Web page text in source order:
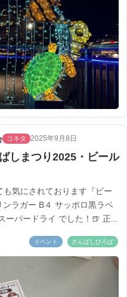
コネタ 2025年9月8日
しまつり2025・ビール
気にされております『ビー
ラガー B４ サッポロ黒ラベ
パードライ でした！🍺 正...
イベント さんばしひろば